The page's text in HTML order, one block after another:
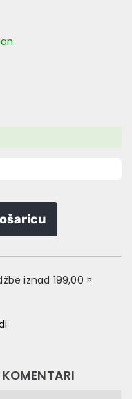
iznad 199,00 ¤
KOMENTARI